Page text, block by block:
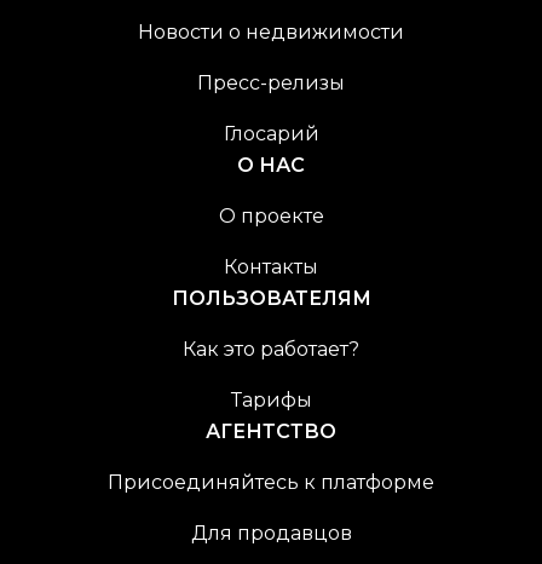
Новости о недвижимости
Пресс-релизы
Глосарий
О НАС
О проекте
Контакты
ПОЛЬЗОВАТЕЛЯМ
Как это работает?
Тарифы
АГЕНТСТВО
Присоединяйтесь к платформе
Для продавцов